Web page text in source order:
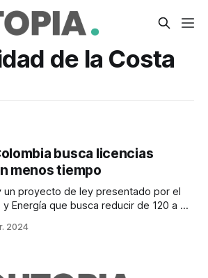
de la Costa
busca licencias
menos tiempo
un proyecto de ley presentado por el
Energía que busca reducir de 120 a 90
para proyectos de energías
2024